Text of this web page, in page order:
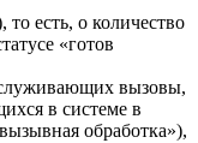
есть, о количество
«готов
вызовы,
в системе в
обработка»),